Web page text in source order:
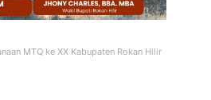
MTQ ke XX Kabupaten Rokan Hilir